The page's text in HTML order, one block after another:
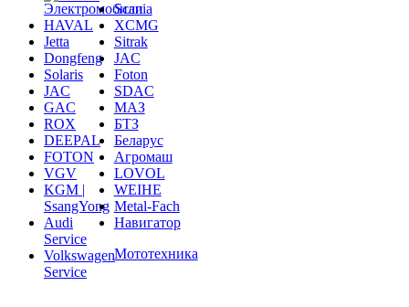
Электромобили
HAVAL
Jetta
Dongfeng
Solaris
JAC
GAC
ROX
DEEPAL
FOTON
VGV
KGM |
SsangYong
Audi
Service
Volkswagen
Service
Scania
XCMG
Sitrak
JAC
Foton
SDAC
МАЗ
БТЗ
Беларус
Агромаш
LOVOL
WEIHE
Metal-Fach
Навигатор
Мототехника